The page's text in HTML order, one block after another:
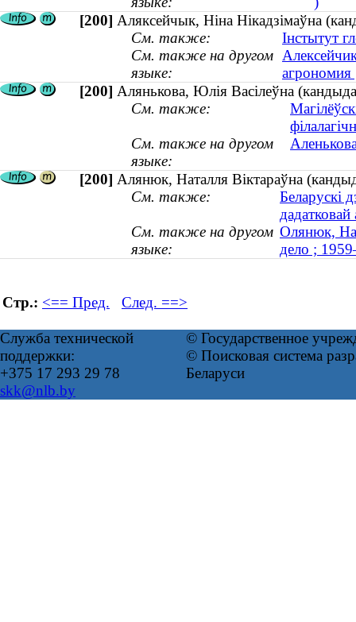
[200] Аляксейчык, Ніна Нікадзімаўна
См. также:
Інстытут
См. также на другом
языке:
[200] Алянькова, Юлія Васілеўна
См. также:
См. также на другом
языке:
[200] Алянюк, Наталля Віктараўна
См. также:
Беларускі
дадатковай
См. также на другом
языке:
Олянюк,
дело ;
Стр.: <== Пред. След. ==>
Служба технической
поддержки:
+375 17 293 29 78
skk@nlb.by
© Государственное
© Поисковая система
Беларуси